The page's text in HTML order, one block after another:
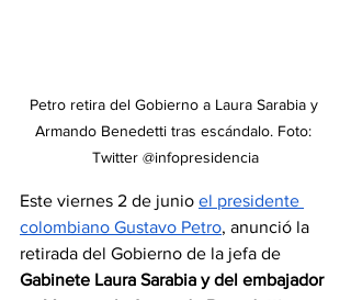
Petro retira del Gobierno a Laura Sarabia y
Armando Benedetti tras escándalo. Foto:
Twitter @infopresidencia
Este viernes 2 de junio el presidente
colombiano Gustavo Petro, anunció la
retirada del Gobierno de la jefa de
Gabinete Laura Sarabia y del embajador